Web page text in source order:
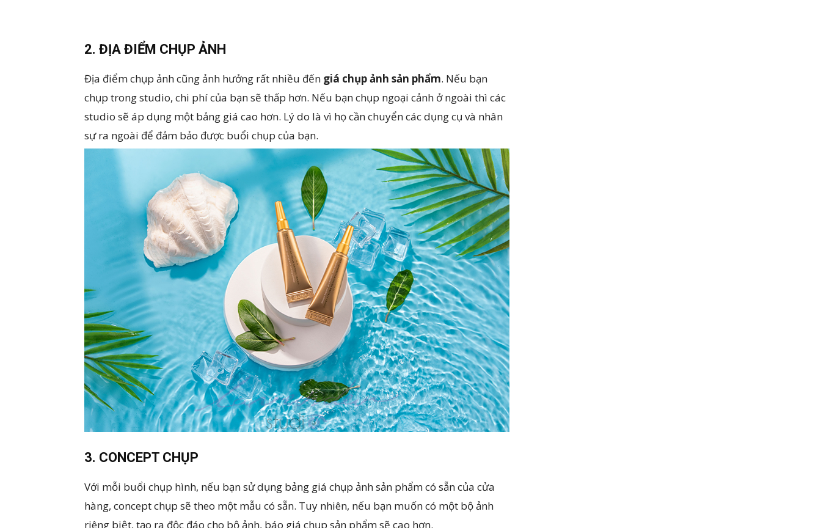
2. ĐỊA ĐIỂM CHỤP ẢNH
Địa điểm chụp ảnh cũng ảnh hưởng rất nhiều đến giá chụp ảnh sản phẩm. Nếu bạn
chụp trong studio, chi phí của bạn sẽ thấp hơn. Nếu bạn chụp ngoại cảnh ở ngoài thì các
studio sẽ áp dụng một bảng giá cao hơn. Lý do là vì họ cần chuyển các dụng cụ và nhân
sự ra ngoài để đảm bảo được buổi chụp của bạn.
3. CONCEPT CHỤP
Với mỗi buổi chụp hình, nếu bạn sử dụng bảng giá chụp ảnh sản phẩm có sẵn của cửa
hàng, concept chụp sẽ theo một mẫu có sẵn. Tuy nhiên, nếu bạn muốn có một bộ ảnh
riêng biệt, tạo ra độc đáo cho bộ ảnh, báo giá chụp sản phẩm sẽ cao hơn.